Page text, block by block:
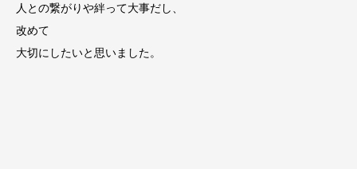
人との繋がりや絆って大事だし、
改めて
大切にしたいと思いました。